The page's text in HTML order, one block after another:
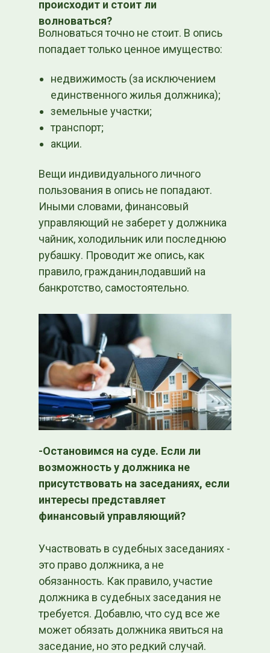
происходит и стоит ли
волноваться?
Волноваться точно не стоит. В опись
попадает только ценное имущество:
недвижимость (за исключением
единственного жилья должника);
земельные участки;
транспорт;
акции.
Вещи индивидуального личного
пользования в опись не попадают.
Иными словами, финансовый
управляющий не заберет у должника
чайник, холодильник или последнюю
рубашку. Проводит же опись, как
правило, гражданин,подавший на
банкротство, самостоятельно.
-Остановимся на суде. Если ли
возможность у должника не
присутствовать на заседаниях, если
интересы представляет
финансовый управляющий?
Участвовать в судебных заседаниях -
это право должника, а не
обязанность. Как правило, участие
должника в судебных заседания не
требуется. Добавлю, что суд все же
может обязать должника явиться на
заседание, но это редкий случай.